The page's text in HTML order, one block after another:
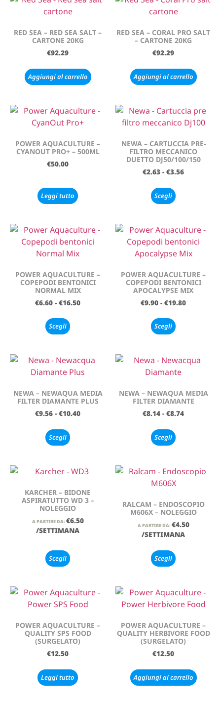
RED SEA – RED SEA SALT –
CARTONE 20KG
€92.29
Aggiungi al carrello
RED SEA – CORAL PRO SALT
– CARTONE 20KG
€92.29
Aggiungi al carrello
POWER AQUACULTURE –
CYANOUT PRO+ – 500ML
€50.00
Leggi tutto
NEWA – CARTUCCIA PRE-
FILTRO MECCANICO
DUETTO DJ50/100/150
€2.63 - €3.56
Scegli
POWER AQUACULTURE –
COPEPODI BENTONICI
NORMAL MIX
€6.60 - €16.50
Scegli
POWER AQUACULTURE –
COPEPODI BENTONICI
APOCALYPSE MIX
€9.90 - €19.80
Scegli
NEWA – NEWAQUA MEDIA
FILTER DIAMANTE PLUS
€9.56 - €10.40
Scegli
NEWA – NEWAQUA MEDIA
FILTER DIAMANTE
€8.14 - €8.74
Scegli
KARCHER – BIDONE
ASPIRATUTTO WD 3 –
NOLEGGIO
A PARTIRE DA: €6.50
/SETTIMANA
Scegli
RALCAM – ENDOSCOPIO
M606X – NOLEGGIO
A PARTIRE DA: €4.50
/SETTIMANA
Scegli
POWER AQUACULTURE –
QUALITY SPS FOOD
(SURGELATO)
€12.50
Leggi tutto
POWER AQUACULTURE –
QUALITY HERBIVORE FOOD
(SURGELATO)
€12.50
Aggiungi al carrello